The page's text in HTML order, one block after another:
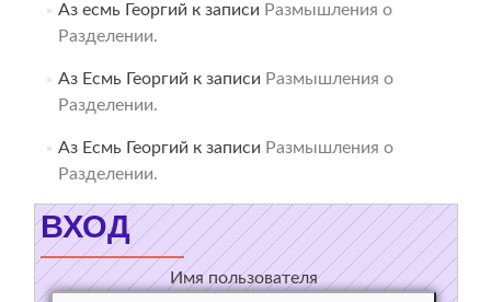
Аз есмь Георгий к записи Размышления о
Разделении.
Аз Есмь Георгий к записи Размышления о
Разделении.
Аз Есмь Георгий к записи Размышления о
Разделении.
ВХОД
Имя пользователя